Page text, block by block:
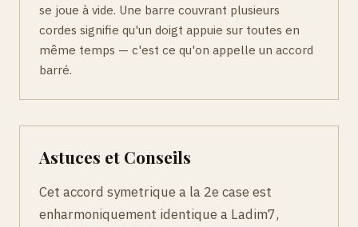
se joue à vide. Une barre couvrant plusieurs
cordes signifie qu'un doigt appuie sur toutes en
même temps — c'est ce qu'on appelle un accord
barré.
Astuces et Conseils
Cet accord symetrique a la 2e case est
enharmoniquement identique a Ladim7,